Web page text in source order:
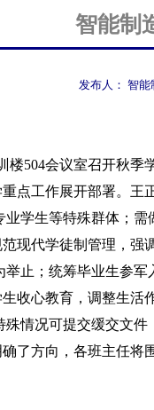
智能制
发布人： 智能
楼504会议室召开秋
点工作展开部署。
学生等特殊群体；
现代学徒制管理，
止；统筹毕业生参
收心教育，调整生
情况可提交缓交文
了方向，各班主任将